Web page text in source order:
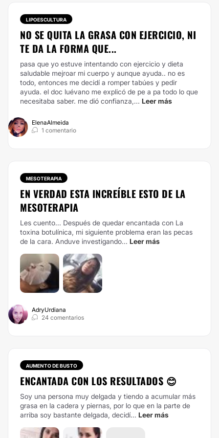
LIPOESCULTURA
NO SE QUITA LA GRASA CON EJERCICIO, NI
TE DA LA FORMA QUE...
pasa que yo estuve intentando con ejercicio y dieta
saludable mejroar mi cuerpo y aunque ayuda.. no es
todo, entonces me decidí a romper tabúes y pedir
ayuda. el doc luévano me explicó de pe a pa todo lo que
necesitaba saber. me dió confianza,... Leer más
ElenaAlmeida
1 comentario
MESOTERAPIA
EN VERDAD ESTA INCREÍBLE ESTO DE LA
MESOTERAPIA
Les cuento... Después de quedar encantada con La
toxina botulínica, mi siguiente problema eran las pecas
de la cara. Anduve investigando... Leer más
AdryUrdiana
24 comentarios
AUMENTO DE BUSTO
ENCANTADA CON LOS RESULTADOS 😊
Soy una persona muy delgada y tiendo a acumular más
grasa en la cadera y piernas, por lo que en la parte de
arriba soy bastante delgada, decidí... Leer más